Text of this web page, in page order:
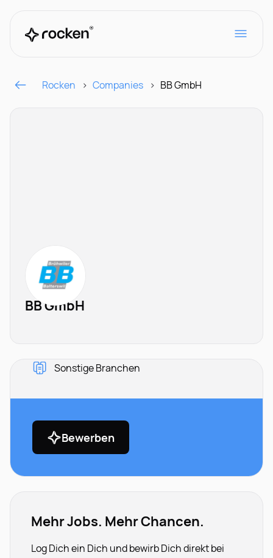
Rocken Companies BB GmbH
BB GmbH
Sonstige Branchen
Bewerben
Mehr Jobs. Mehr Chancen.
Log Dich ein Dich und bewirb Dich direkt bei